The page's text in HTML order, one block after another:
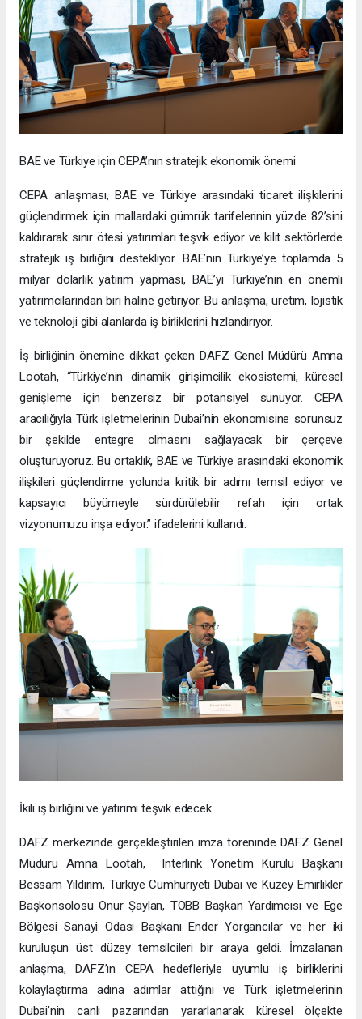
BAE ve Türkiye için CEPA’nın stratejik ekonomik önemi
CEPA anlaşması, BAE ve Türkiye arasındaki ticaret ilişkilerini
güçlendirmek için mallardaki gümrük tarifelerinin yüzde 82’sini
kaldırarak sınır ötesi yatırımları teşvik ediyor ve kilit sektörlerde
stratejik iş birliğini destekliyor. BAE’nin Türkiye’ye toplamda 5
milyar dolarlık yatırım yapması, BAE’yi Türkiye’nin en önemli
yatırımcılarından biri haline getiriyor. Bu anlaşma, üretim, lojistik
ve teknoloji gibi alanlarda iş birliklerini hızlandırıyor.
İş birliğinin önemine dikkat çeken DAFZ Genel Müdürü Amna
Lootah, “Türkiye’nin dinamik girişimcilik ekosistemi, küresel
genişleme için benzersiz bir potansiyel sunuyor. CEPA
aracılığıyla Türk işletmelerinin Dubai’nin ekonomisine sorunsuz
bir şekilde entegre olmasını sağlayacak bir çerçeve
oluşturuyoruz. Bu ortaklık, BAE ve Türkiye arasındaki ekonomik
ilişkileri güçlendirme yolunda kritik bir adımı temsil ediyor ve
kapsayıcı büyümeyle sürdürülebilir refah için ortak
vizyonumuzu inşa ediyor.” ifadelerini kullandı.
İkili iş birliğini ve yatırımı teşvik edecek
DAFZ merkezinde gerçekleştirilen imza töreninde DAFZ Genel
Müdürü Amna Lootah, Interlink Yönetim Kurulu Başkanı
Bessam Yıldırım, Türkiye Cumhuriyeti Dubai ve Kuzey Emirlikler
Başkonsolosu Onur Şaylan, TOBB Başkan Yardımcısı ve Ege
Bölgesi Sanayi Odası Başkanı Ender Yorgancılar ve her iki
kuruluşun üst düzey temsilcileri bir araya geldi. İmzalanan
anlaşma, DAFZ’ın CEPA hedefleriyle uyumlu iş birliklerini
kolaylaştırma adına adımlar attığını ve Türk işletmelerinin
Dubai’nin canlı pazarından yararlanarak küresel ölçekte